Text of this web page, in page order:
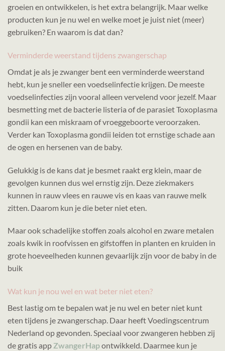
groeien en ontwikkelen, is het extra belangrijk. Maar welke
producten kun je nu wel en welke moet je juist niet (meer)
gebruiken? En waarom is dat dan?
Verminderde weerstand tijdens zwangerschap
Omdat je als je zwanger bent een verminderde weerstand
hebt, kun je sneller een voedselinfectie krijgen. De meeste
voedselinfecties zijn vooral alleen vervelend voor jezelf. Maar
besmetting met de bacterie listeria of de parasiet Toxoplasma
gondii kan een miskraam of vroeggeboorte veroorzaken.
Verder kan Toxoplasma gondii leiden tot ernstige schade aan
de ogen en hersenen van de baby.
Gelukkig is de kans dat je besmet raakt erg klein, maar de
gevolgen kunnen dus wel ernstig zijn. Deze ziekmakers
kunnen in rauw vlees en rauwe vis en kaas van rauwe melk
zitten. Daarom kun je die beter niet eten.
Maar ook schadelijke stoffen zoals alcohol en zware metalen
zoals kwik in roofvissen en gifstoffen in planten en kruiden in
grote hoeveelheden kunnen gevaarlijk zijn voor de baby in de
buik
Wat kun je nou wel en wat beter niet eten?
Best lastig om te bepalen wat je nu wel en beter niet kunt
eten tijdens je zwangerschap. Daar heeft Voedingscentrum
Nederland op gevonden. Speciaal voor zwangeren hebben zij
de gratis app ZwangerHapontwikkeld. Daarmee kun je